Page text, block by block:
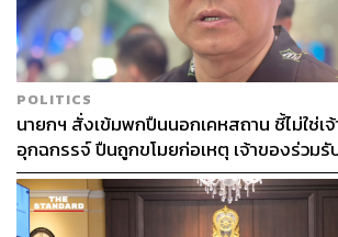
POLITICS
นายกฯ สั่งเข้มพกปืนนอกเคหสถาน ชี้ไม่ใช่เ
อุกฉกรรจ์ ปืนถูกขโมยก่อเหตุ เจ้าของร่วม